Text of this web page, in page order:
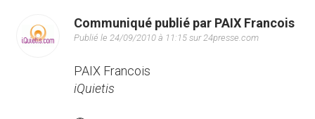
Communiqué publié par PAIX Francois
Publié le 24/09/2010 à 11:15 sur 24presse.com
PAIX Francois
iQuietis